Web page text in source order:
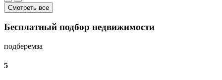
Смотреть все
Бесплатный подбор недвижимости
подберемза
5